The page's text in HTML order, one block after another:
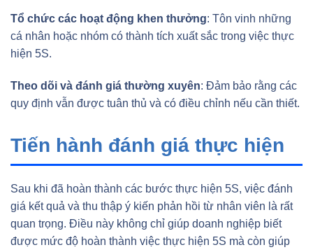
Tổ chức các hoạt động khen thưởng: Tôn vinh những
cá nhân hoặc nhóm có thành tích xuất sắc trong việc thực
hiện 5S.
Theo dõi và đánh giá thường xuyên: Đảm bảo rằng các
quy định vẫn được tuân thủ và có điều chỉnh nếu cần thiết.
Tiến hành đánh giá thực hiện
Sau khi đã hoàn thành các bước thực hiện 5S, việc đánh
giá kết quả và thu thập ý kiến phản hồi từ nhân viên là rất
quan trọng. Điều này không chỉ giúp doanh nghiệp biết
được mức độ hoàn thành việc thực hiện 5S mà còn giúp